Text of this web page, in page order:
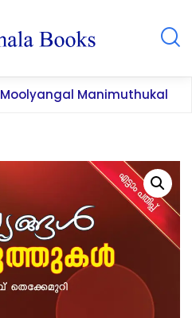
Moolyangal Manimuthukal